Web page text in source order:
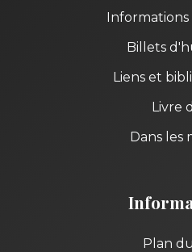
Informations
Billets
Liens et
Livre
Dans les
Plan